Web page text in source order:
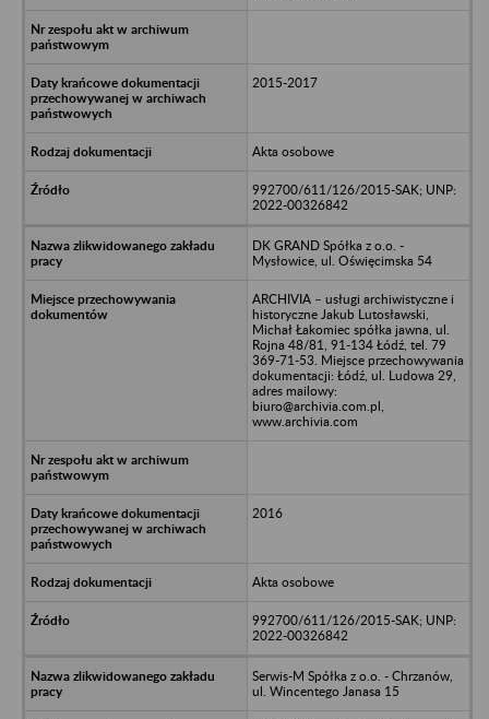
2015-2017
Akta osobowe
992700/611/126/2015-SAK; UNP:
2022-00326842
DK GRAND Spółka z o.o. -
Mysłowice, ul. Oświęcimska 54
ARCHIVIA – usługi archiwistyczne i
historyczne Jakub Lutosławski,
Michał Łakomiec spółka jawna, ul.
Rojna 48/81, 91-134 Łódź, tel. 79
369-71-53. Miejsce przechowywania
dokumentacji: Łódź, ul. Ludowa 29,
adres mailowy:
biuro@archivia.com.pl,
www.archivia.com
2016
Akta osobowe
992700/611/126/2015-SAK; UNP:
2022-00326842
Serwis-M Spółka z o.o. - Chrzanów,
ul. Wincentego Janasa 15